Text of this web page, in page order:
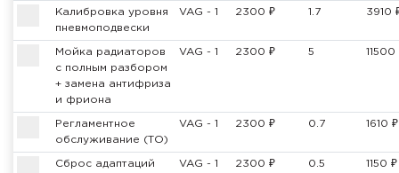
Калибровка уровня
пневмоподвески
VAG - 1 2300 ₽ 1.7 3910
Мойка радиаторов
с полным разбором
+ замена антифриза
и фриона
VAG - 1 2300 ₽ 5 11500
Регламентное
обслуживание (ТО)
VAG - 1 2300 ₽ 0.7 1610 ₽
Cброс адаптаций
VAG - 1 2300 ₽ 0.5 1150 ₽